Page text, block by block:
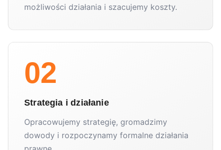
możliwości działania i szacujemy koszty.
02
Strategia i działanie
Opracowujemy strategię, gromadzimy
dowody i rozpoczynamy formalne działania